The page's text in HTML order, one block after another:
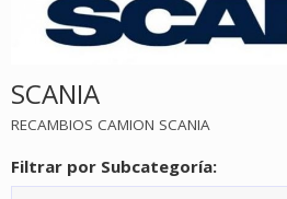
SCANIA
RECAMBIOS CAMION SCANIA
Filtrar por Subcategoría: